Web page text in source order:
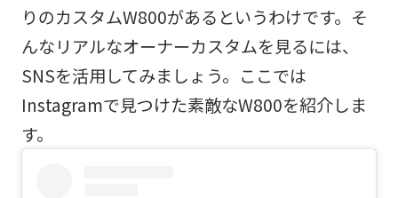
りのカスタムW800があるというわけです。そ
んなリアルなオーナーカスタムを見るには、
SNSを活用してみましょう。ここでは
Instagramで見つけた素敵なW800を紹介しま
す。